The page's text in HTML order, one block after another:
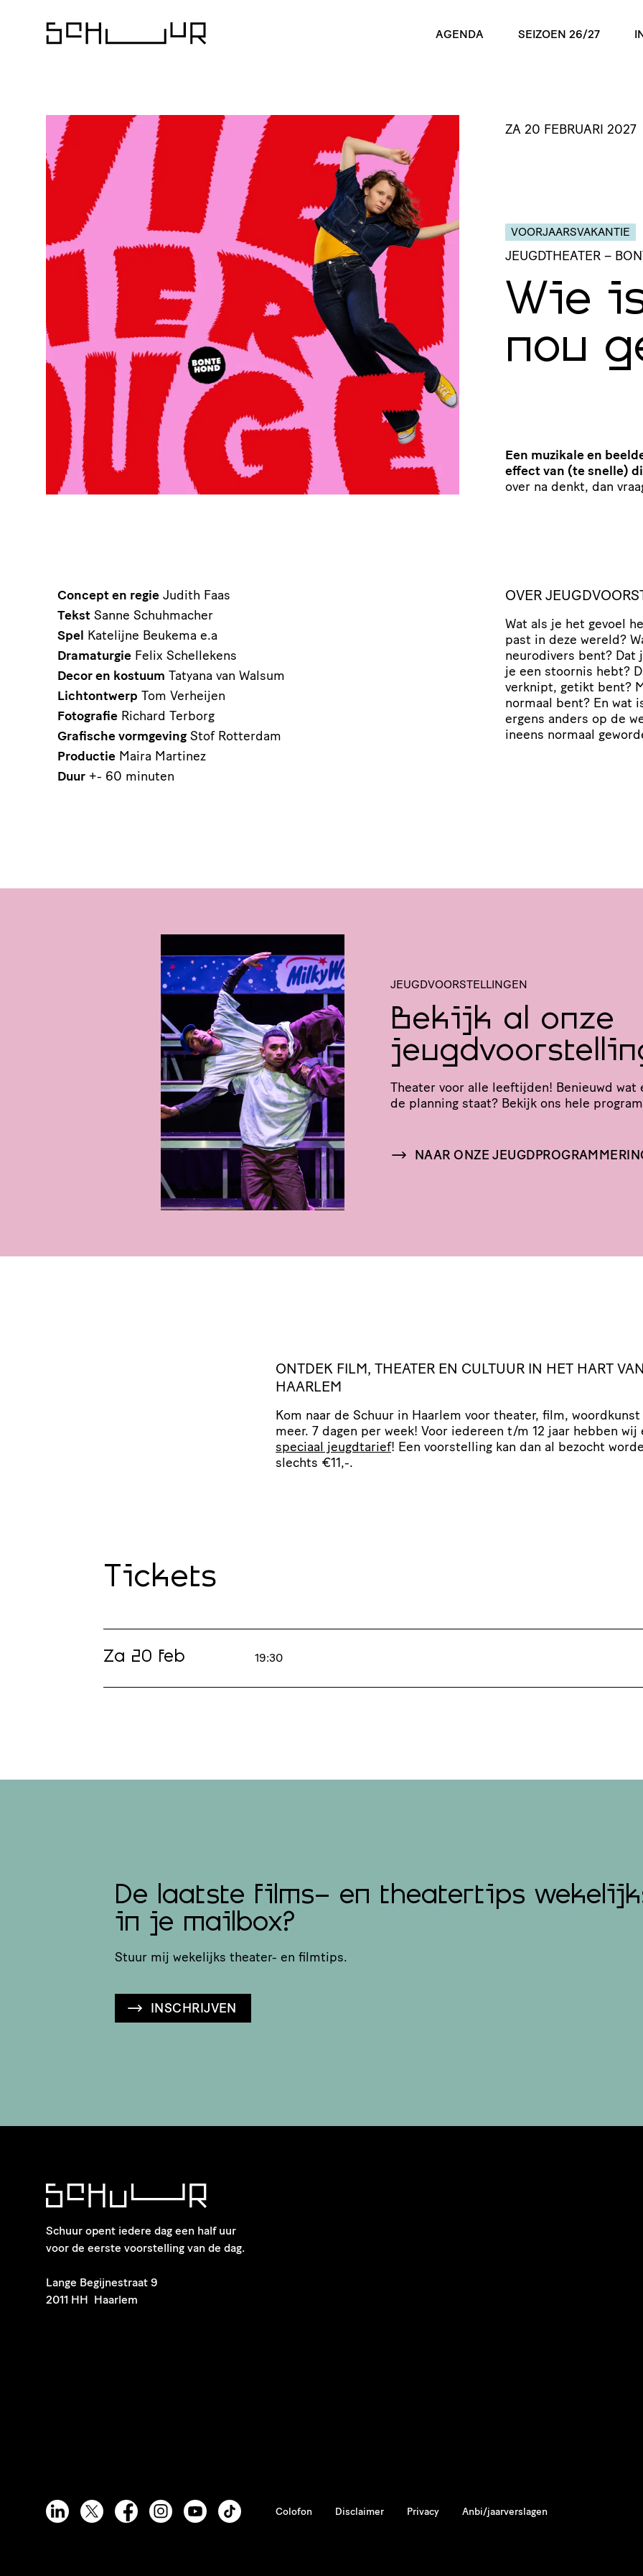
AGENDA SEIZOEN 26/27
ZA 20 FEBRUARI 2027
VOORJAARSVAKANTIE
JEUGDTHEATER –
Wie
nou
Een muzikale en
effect van (te snelle)
over na denkt, dan
OVER
Wat als je het gevoel
past in deze wereld?
neurodivers bent? Dat
je een stoornis hebt?
verknipt, getikt bent?
normaal bent? En wat
ergens anders op de
ineens normaal
Concept en regie Judith Faas
Tekst Sanne Schuhmacher
Spel Katelijne Beukema e.a
Dramaturgie Felix Schellekens
Decor en kostuum Tatyana van Walsum
Lichtontwerp Tom Verheijen
Fotografie Richard Terborg
Grafische vormgeving Stof Rotterdam
Productie Maira Martinez
Duur +- 60 minuten
JEUGDVOORSTELLINGEN
Bekijk al onze
Theater voor alle leeftijden! Benieuwd wat
de planning staat? Bekijk ons hele
NAAR ONZE
ONTDEK FILM, THEATER EN CULTUUR IN HET HART VAN
HAARLEM
Kom naar de Schuur in Haarlem voor theater, film, woordkunst
meer. 7 dagen per week! Voor iedereen t/​m 12 jaar hebben wij
speciaal jeugdtarief! Een voor­stel­ling kan dan al bezocht
slechts €11,-.
Tickets
Za 20 feb 19:30
De laatste films- en theatertips
in je mailbox?
Stuur mij wekelijks theater- en filmtips.
INSCHRIJVEN
Schuur opent iedere dag een half uur
voor de eerste voorstelling van de dag.
​Lange Begijnestraat 9
2011 HH Haarlem
Colofon Disclaimer Privacy Anbi/jaarverslagen